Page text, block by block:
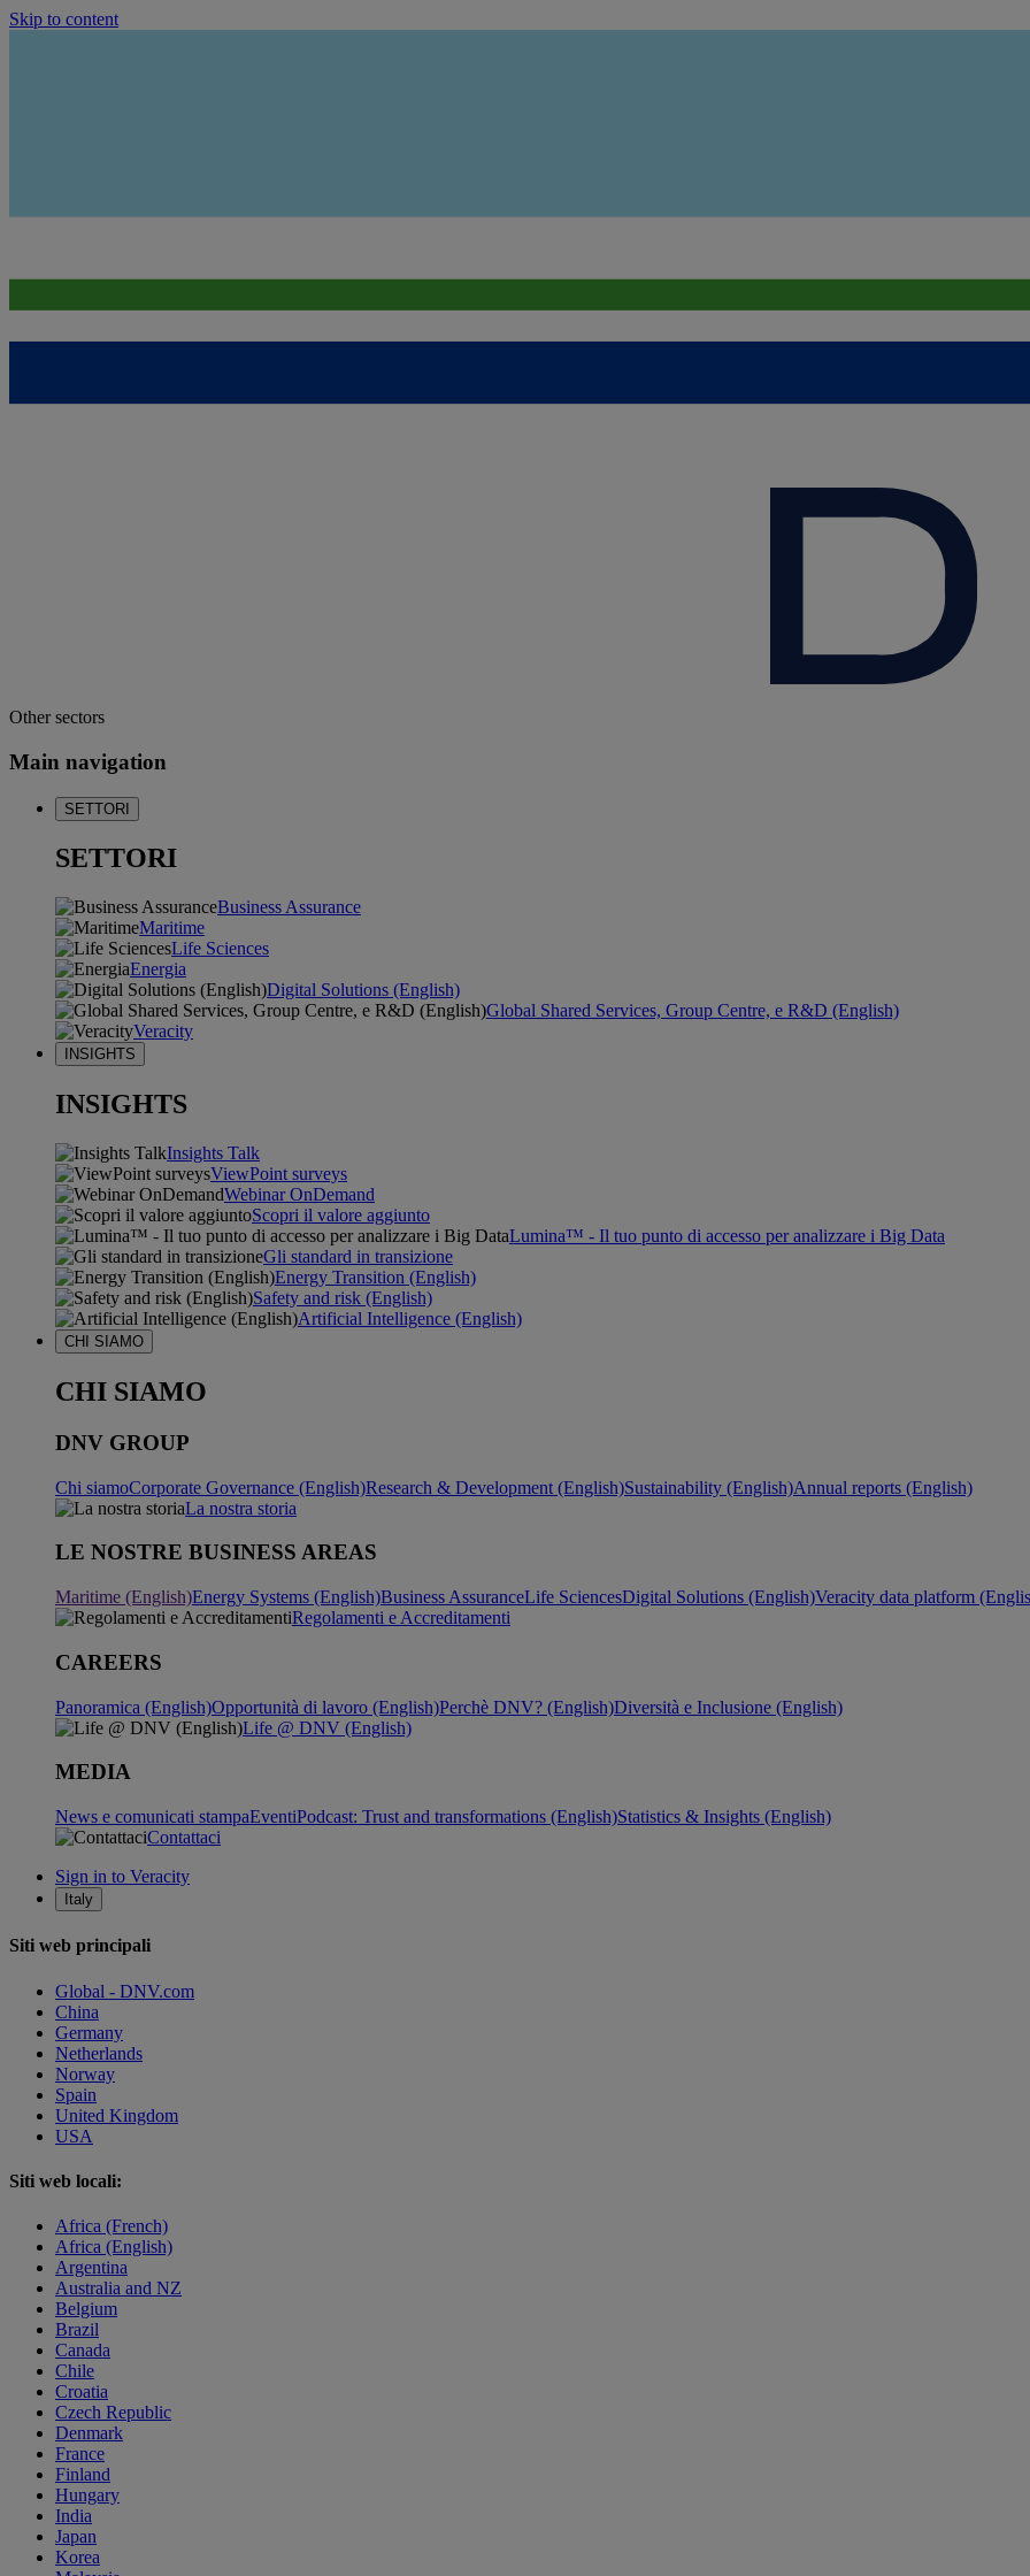
Skip to content
Other sectors
Main navigation
SETTORI
SETTORI
Business Assurance
Maritime
Life Sciences
Energia
Digital Solutions (English)
Global Shared Services, Group Centre, e R&D (English)
Veracity
INSIGHTS
INSIGHTS
Insights Talk
ViewPoint surveys
Webinar OnDemand
Scopri il valore aggiunto
Lumina™ - Il tuo punto di accesso per analizzare i Big Data
Gli standard in transizione
Energy Transition (English)
Safety and risk (English)
Artificial Intelligence (English)
CHI SIAMO
CHI SIAMO
DNV GROUP
Chi siamoCorporate Governance (English)Research & Development (English)Sustainability (English)Annual reports (English)
La nostra storia
LE NOSTRE BUSINESS AREAS
Maritime (English)Energy Systems (English)Business AssuranceLife SciencesDigital Solutions (English)Veracity data platform
Regolamenti e Accreditamenti
CAREERS
Panoramica (English)Opportunità di lavoro (English)Perchè DNV? (English)Diversità e Inclusione (English)
Life @ DNV (English)
MEDIA
News e comunicati stampaEventiPodcast: Trust and transformations (English)Statistics & Insights (English)
Contattaci
Sign in to Veracity
Italy
Siti web principali
Global - DNV.com
China
Germany
Netherlands
Norway
Spain
United Kingdom
USA
Siti web locali:
Africa (French)
Africa (English)
Argentina
Australia and NZ
Belgium
Brazil
Canada
Chile
Croatia
Czech Republic
Denmark
France
Finland
Hungary
India
Japan
Korea